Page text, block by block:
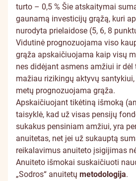
turto – 0,5 % Šie atskaitymai
gaunamą investicijų grąžą, kuri
nurodyta prielaidose (5, 6, 8
Vidutinė prognozuojama viso
grąža apskaičiuojama kaip visų
nes didėjant asmens amžiui ir
mažiau rizikingų aktyvų
metų prognozuojama grąža.
Apskaičiuojant tikėtiną išmoką
taisyklė, kad už visas pensijų
sukakus pensiniam amžiui, yra
anuitetas, net jei už sukauptą
reikalavimus anuiteto įsigijimas
Anuiteto išmokai suskaičiuoti
„Sodros“ anuitetų metodologija.